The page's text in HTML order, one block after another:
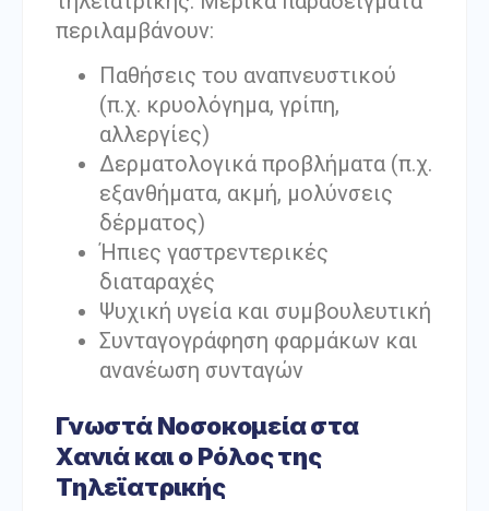
περιλαμβάνουν:
Παθήσεις του αναπνευστικού
(π.χ. κρυολόγημα, γρίπη,
αλλεργίες)
Δερματολογικά προβλήματα (π.χ.
εξανθήματα, ακμή, μολύνσεις
δέρματος)
Ήπιες γαστρεντερικές
διαταραχές
Ψυχική υγεία και συμβουλευτική
Συνταγογράφηση φαρμάκων και
ανανέωση συνταγών
Γνωστά Νοσοκομεία στα
Χανιά και ο Ρόλος της
Τηλεϊατρικής